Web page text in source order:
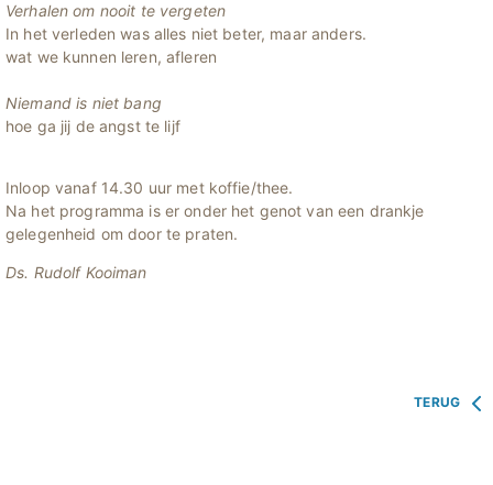
Verhalen om nooit te vergeten
In het verleden was alles niet beter, maar anders.
wat we kunnen leren, afleren
Niemand is niet bang
hoe ga jij de angst te lijf
Inloop vanaf 14.30 uur met koffie/thee.
Na het programma is er onder het genot van een drankje
gelegenheid om door te praten.
Ds. Rudolf Kooiman
TERUG